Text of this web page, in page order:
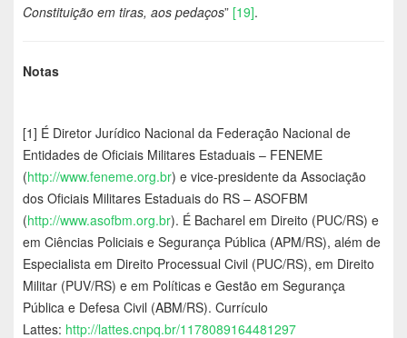
Constituição em tiras, aos pedaços” [19].
Notas
[1] É Diretor Jurídico Nacional da Federação Nacional de
Entidades de Oficiais Militares Estaduais – FENEME
(http://www.feneme.org.br) e vice-presidente da Associação
dos Oficiais Militares Estaduais do RS – ASOFBM
(http://www.asofbm.org.br). É Bacharel em Direito (PUC/RS) e
em Ciências Policiais e Segurança Pública (APM/RS), além de
Especialista em Direito Processual Civil (PUC/RS), em Direito
Militar (PUV/RS) e em Políticas e Gestão em Segurança
Pública e Defesa Civil (ABM/RS). Currículo
Lattes: http://lattes.cnpq.br/1178089164481297